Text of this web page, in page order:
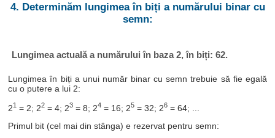
4. Determinăm lungimea în biți a numărului binar cu
semn:
Lungimea actuală a numărului în baza 2, în biți: 62.
Lungimea în biți a unui număr binar cu semn trebuie să fie egală
cu o putere a lui 2:
21 = 2; 22 = 4; 23 = 8; 24 = 16; 25 = 32; 26 = 64; ...
Primul bit (cel mai din stânga) e rezervat pentru semn: